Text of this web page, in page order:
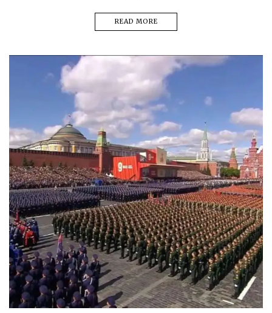
READ MORE